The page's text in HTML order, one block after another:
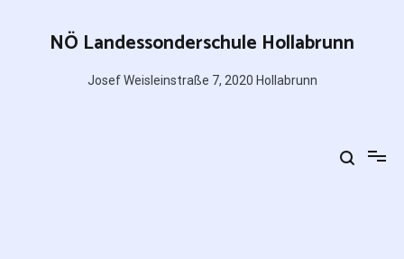
springenNÖ Landessonderschule Hollabrunn
Josef Weisleinstraße 7, 2020 Hollabrunn